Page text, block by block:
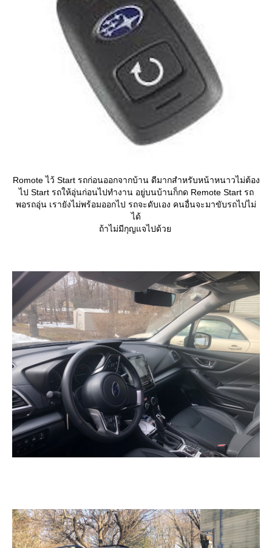
Romote ไว้ Start รถก่อนออกจากบ้าน ดีมากสำหรับหน้าหนาวไม่ต้อง
ไป Start รถให้อุ่นก่อนไปทำงาน อยู่บนบ้านก็กด Remote Start รถ
พอรถอุ่น เรายังไม่พร้อมออกไป รถจะดับเอง คนอื่นจะมาขับรถไปไม่
ได้
ถ้าไม่มีกุญแจไปด้ว